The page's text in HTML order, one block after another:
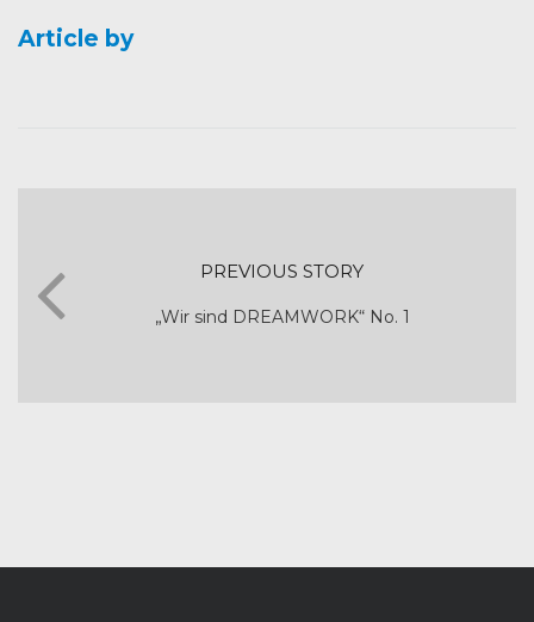
Article by
PREVIOUS STORY
„Wir sind DREAMWORK“ No. 1